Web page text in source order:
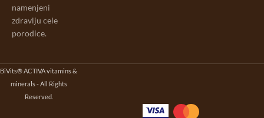
namenjeni
zdravlju cele
porodice.
BiVits® ACTIVA vitamins &
minerals - All Rights
Reserved.